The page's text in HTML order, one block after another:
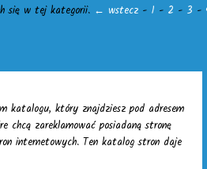
się w tej kategorii. ← wstecz - 1 - 2 - 3 -
katalogu, który znajdziesz pod adresem
zareklamować posiadaną stronę
internetowych. Ten katalog stron daje